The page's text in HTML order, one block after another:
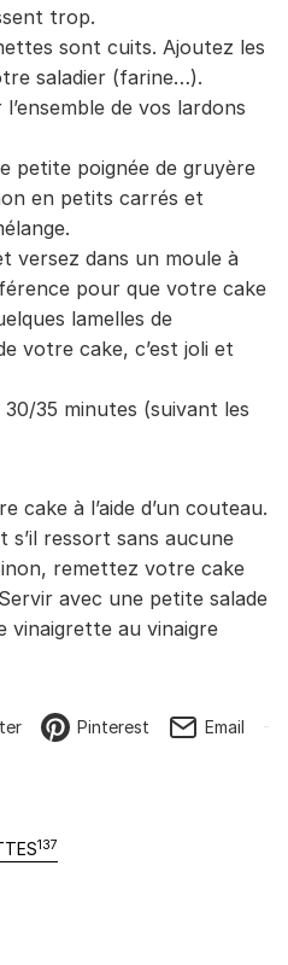
trop.
sont cuits. Ajoutez les
saladier (farine…).
de vos lardons
petite poignée de gruyère
en petits carrés et
versez dans un moule à
pour que votre cake
lamelles de
votre cake, c’est joli et
35 minutes (suivant les
cake à l’aide d’un couteau.
s’il ressort sans aucune
remettez votre cake
avec une petite salade
vinaigrette au vinaigre
Pinterest Email
137